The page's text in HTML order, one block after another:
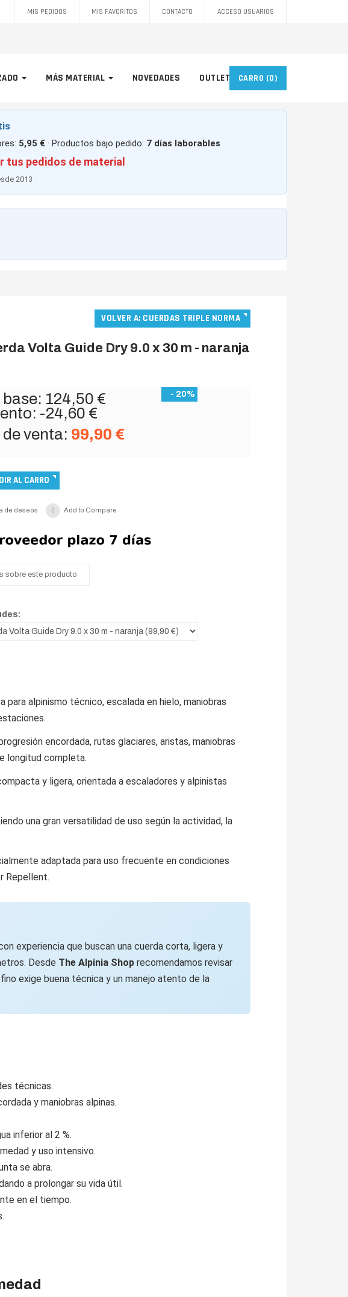
MIS PEDIDOS MIS FAVORITOS CONTACTO ACCESO USUARIOS
MÁS MATERIAL NOVEDADES OUTLET CARRO (0)
5,95 €· Productos bajo pedido: 7 días laborables
tus pedidos de material
2013
VOLVER A: CUERDAS TRIPLE NORMA
Volta Guide Dry 9.0 x 30 m - naranja
- 20%
base: 124,50 €
-24,60 €
de venta: 99,90 €
de deseos Add to Compare
sobre este producto
alpinismo técnico, escalada en hielo, maniobras
encordada, rutas glaciares, aristas, maniobras
longitud completa.
y ligera, orientada a escaladores y alpinistas
una gran versatilidad de uso según la actividad, la
adaptada para uso frecuente en condiciones
Repellent.
experiencia que buscan una cuerda corta, ligera y
Desde The Alpinia Shop recomendamos revisar
exige buena técnica y un manejo atento de la
técnicas.
y maniobras alpinas.
inferior al 2 %.
y uso intensivo.
se abra.
a prolongar su vida útil.
en el tiempo.